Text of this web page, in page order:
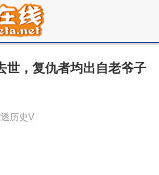
世，复仇者均出自老爷子
历史V